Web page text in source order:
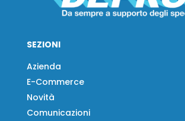
SEZIONI
Azienda
E-Commerce
Novità
Comunicazioni